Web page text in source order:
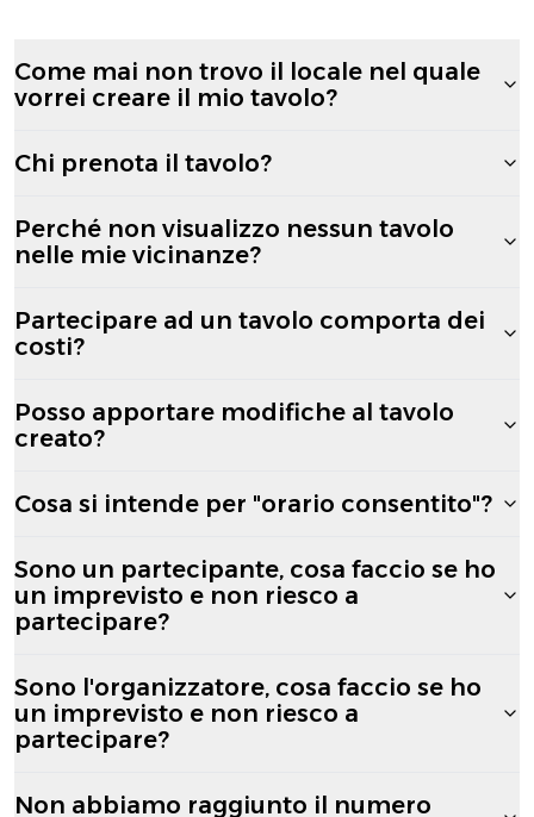
Come mai non trovo il locale nel quale
vorrei creare il mio tavolo?
Chi prenota il tavolo?
Perché non visualizzo nessun tavolo
nelle mie vicinanze?
Partecipare ad un tavolo comporta dei
costi?
Posso apportare modifiche al tavolo
creato?
Cosa si intende per "orario consentito"?
Sono un partecipante, cosa faccio se ho
un imprevisto e non riesco a
partecipare?
Sono l'organizzatore, cosa faccio se ho
un imprevisto e non riesco a
partecipare?
Non abbiamo raggiunto il numero